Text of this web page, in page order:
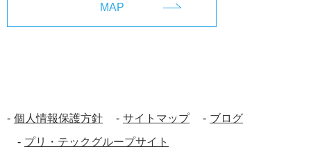
MAP
個人情報保護方針 サイトマップ
ブログ
プリ・テックグループサイト